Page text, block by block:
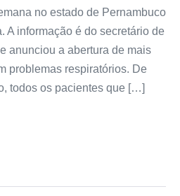
no estado de Pernambuco
A informação é do secretário de
anunciou a abertura de mais
problemas respiratórios. De
todos os pacientes que […]